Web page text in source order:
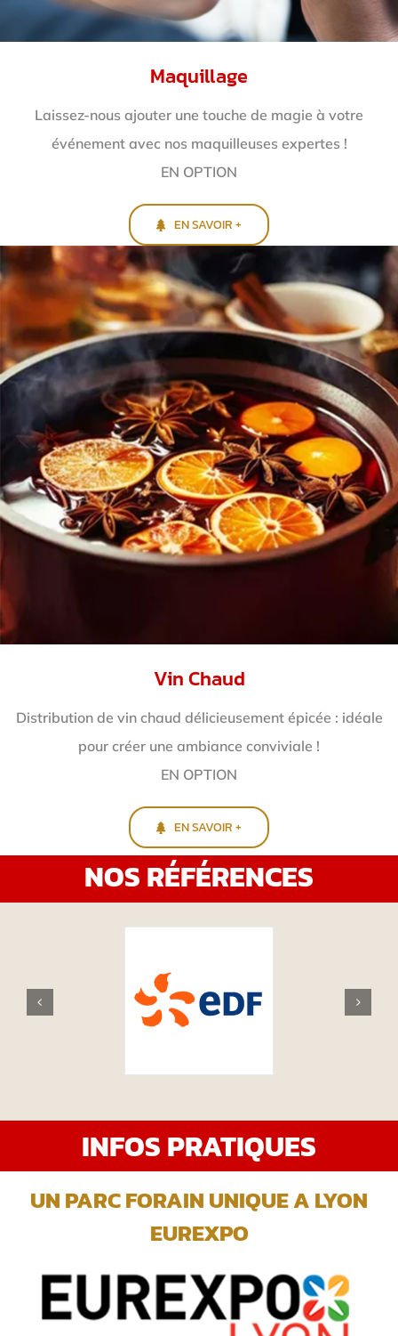
Maquillage
Laissez-nous ajouter une touche de magie à votre
événement avec nos maquilleuses expertes !
EN OPTION
EN SAVOIR +
Vin Chaud
Distribution de vin chaud délicieusement épicée : idéale
pour créer une ambiance conviviale !
EN OPTION
EN SAVOIR +
NOS RÉFÉRENCES
INFOS PRATIQUES
UN PARC FORAIN UNIQUE A LYON
EUREXPO